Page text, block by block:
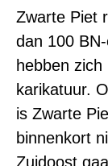
Zwarte Piet
dan 100
hebben
karikatuur.
is Zwarte
binnenkort
Zuidoost